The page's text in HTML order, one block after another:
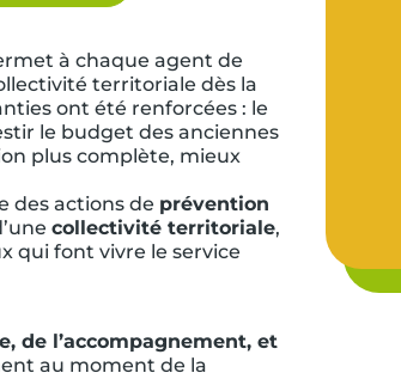
à chaque agent de
territoriale dès la
ont été renforcées : le
le budget des anciennes
plus complète, mieux
des actions de prévention
collectivité territoriale,
qui font vivre le service
de l’accompagnement, et
au moment de la